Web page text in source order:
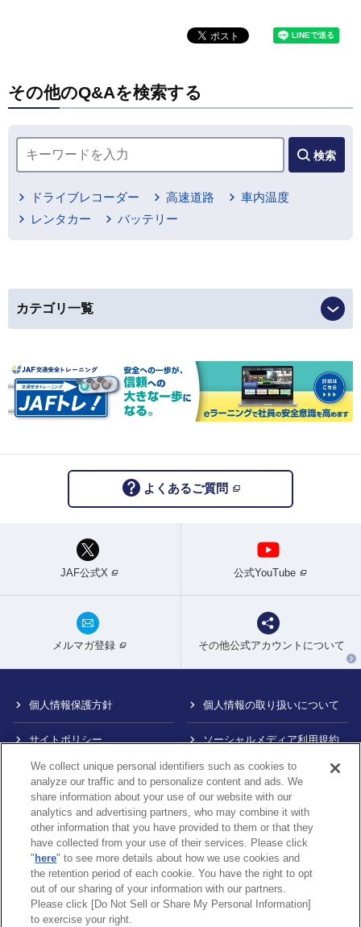
その他のQ&Aを検索する
検索
ドライブレコーダー 高速道路
車内温度
レンタカー
バッテリー
カテゴリ一覧
よくあるご質問
JAF公式X 公式YouTube
メルマガ登録 その他公式アカウントについて
個人情報保護方針 個人情報の取り扱いについて
サイトポリシー ソーシャルメディア利用規約
特定商取引法に基づく表示 情報提供終了のお知らせ
Do Not Sell or Share My
Personal Information
カスタマーハラスメント対応
について
内部通報制度について
〒105-0012
東京都港区芝大門1-1-30 日本自動車会館
We collect unique personal identifiers such as cookies to
analyze our traffic and to personalize content and ads. We
share information about your use of our website with our
analytics and advertising partners, who may combine it with
other information that you have provided to them or that they
have collected from your use of their services. Please click
" here" to see more details about how we use cookies and
the retention period of each cookie. You have the right to opt
out of our sharing of your information with our partners.
Please click [Do Not Sell or Share My Personal Information]
to exercise your right.